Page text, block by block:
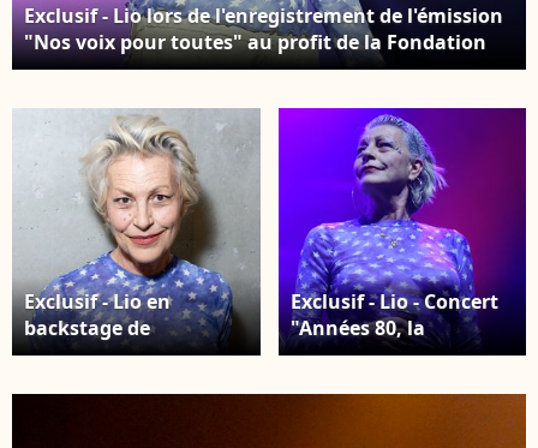
Exclusif - Lio lors de l'enregistrement de l'émission
"Nos voix pour toutes" au profit de la Fondation
des femmes à l'Adidas Arena diffusée sur TMC le 25
2025. © Guirec-Moreau/Bestimage
Exclusif - Lio en
backstage de
l'enregistrement de
Exclusif - Lio - Concert
"Années 80, la
tournée" au Zénith de